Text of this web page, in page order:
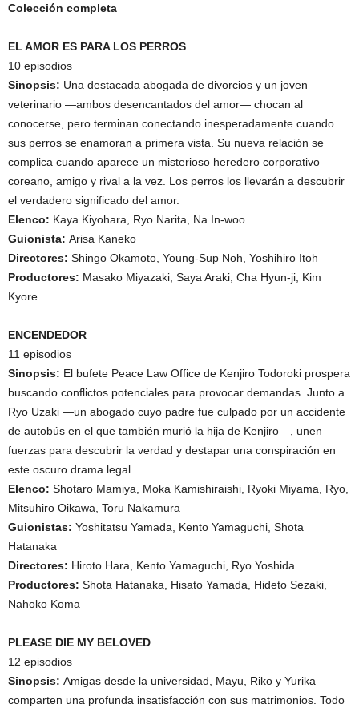
Colección completa
EL AMOR ES PARA LOS PERROS
10 episodios
Sinopsis: Una destacada abogada de divorcios y un joven
veterinario —ambos desencantados del amor— chocan al
conocerse, pero terminan conectando inesperadamente cuando
sus perros se enamoran a primera vista. Su nueva relación se
complica cuando aparece un misterioso heredero corporativo
coreano, amigo y rival a la vez. Los perros los llevarán a descubrir
el verdadero significado del amor.
Elenco: Kaya Kiyohara, Ryo Narita, Na In-woo
Guionista: Arisa Kaneko
Directores: Shingo Okamoto, Young-Sup Noh, Yoshihiro Itoh
Productores: Masako Miyazaki, Saya Araki, Cha Hyun-ji, Kim
Kyore
ENCENDEDOR
11 episodios
Sinopsis: El bufete Peace Law Office de Kenjiro Todoroki prospera
buscando conflictos potenciales para provocar demandas. Junto a
Ryo Uzaki —un abogado cuyo padre fue culpado por un accidente
de autobús en el que también murió la hija de Kenjiro—, unen
fuerzas para descubrir la verdad y destapar una conspiración en
este oscuro drama legal.
Elenco: Shotaro Mamiya, Moka Kamishiraishi, Ryoki Miyama, Ryo,
Mitsuhiro Oikawa, Toru Nakamura
Guionistas: Yoshitatsu Yamada, Kento Yamaguchi, Shota
Hatanaka
Directores: Hiroto Hara, Kento Yamaguchi, Ryo Yoshida
Productores: Shota Hatanaka, Hisato Yamada, Hideto Sezaki,
Nahoko Koma
PLEASE DIE MY BELOVED
12 episodios
Sinopsis: Amigas desde la universidad, Mayu, Riko y Yurika
comparten una profunda insatisfacción con sus matrimonios. Todo